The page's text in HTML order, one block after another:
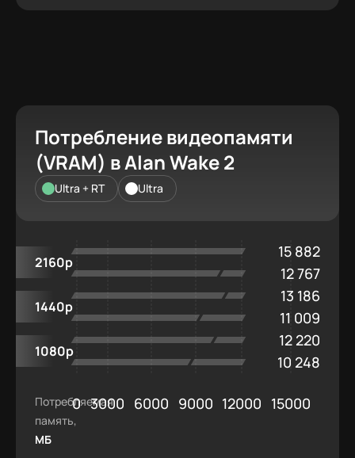
Потребление видеопамяти
(VRAM) в Alan Wake 2
Ultra + RT Ultra
2160p
15 882
12 767
1440p
13 186
11 009
1080p
12 220
10 248
0 3000 6000 9000 12000 15000
Потребляемая
память,
МБ